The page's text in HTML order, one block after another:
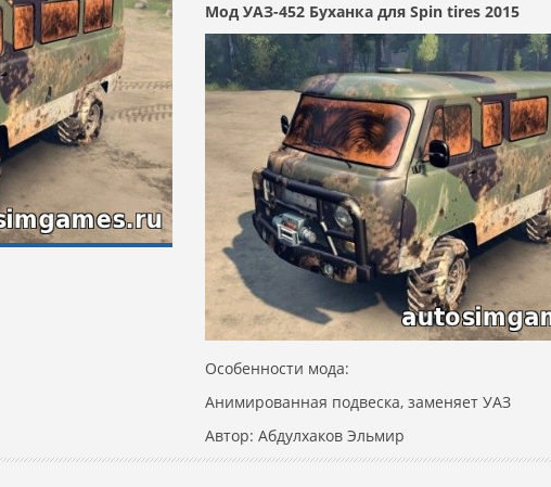
Мод УАЗ-452 Буханка для Spin tires 2015
Особенности мода:
Анимированная подвеска, заменяет УАЗ
Автор: Абдулхаков Эльмир